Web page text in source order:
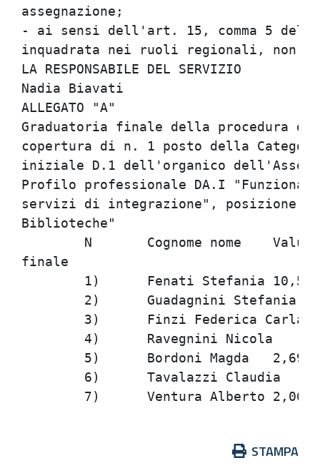
assegnazione;
- ai sensi dell'art. 15, comma 5
inquadrata nei ruoli regionali, non
LA RESPONSABILE DEL SERVIZIO
Nadia Biavati
ALLEGATO "A"
Graduatoria finale della procedura
copertura di n. 1 posto della
iniziale D.1 dell'organico
Profilo professionale DA.I
servizi di integrazione", posizione
Biblioteche"
finale
STAMPA